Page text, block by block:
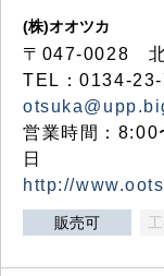
(株)オオツカ
〒047-0028 北
TEL：0134-
営業時間：8:00
日
http://
販売可